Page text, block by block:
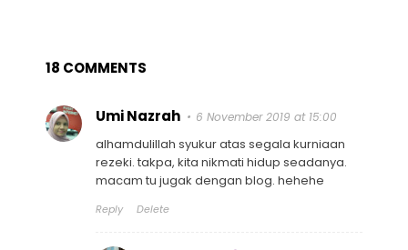
18 COMMENTS
Umi Nazrah 6 November 2019 at 15:00
alhamdulillah syukur atas segala kurniaan
rezeki. takpa, kita nikmati hidup seadanya.
macam tu jugak dengan blog. hehehe
Reply Delete